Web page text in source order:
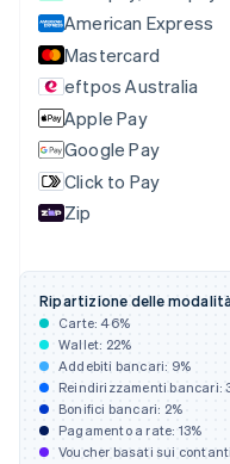
American Express
Mastercard
eftpos Australia
Apple Pay
Google Pay
Click to Pay
Zip
Ripartizione delle
Carte:46%
Wallet: 22%
Addebiti bancari: 9%
Reindirizzamenti bancari:
Bonifici bancari: 2%
Pagamento a rate: 13%
Voucher basati sui
简体中文 English
English
Croazia
EnglishItaliano
Danimarca
English
Emirati Arabi Uniti
English
Estonia
EnglishSvenska
Francia
Français English
Germania
DeutschEnglish
Giappone
日本語English